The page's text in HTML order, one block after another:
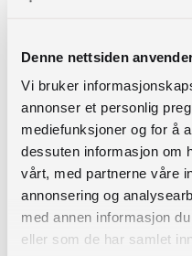
Denne nettsiden
Vi bruker
annonser et personlig
mediefunksjoner og for å
dessuten informasjon om
vårt, med partnerne våre
annonsering og
med annen informasjon
eller som de har samlet
brukergrupper i tillegg
sitt språk. Dette kan
å snakke ennå, barn
morsmål enn norsk.
Erfaringer viste også